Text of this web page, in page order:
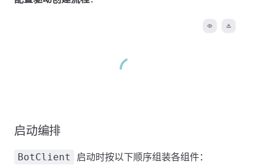
启动编排
BotClient 启动时按以下顺序组装各组件：